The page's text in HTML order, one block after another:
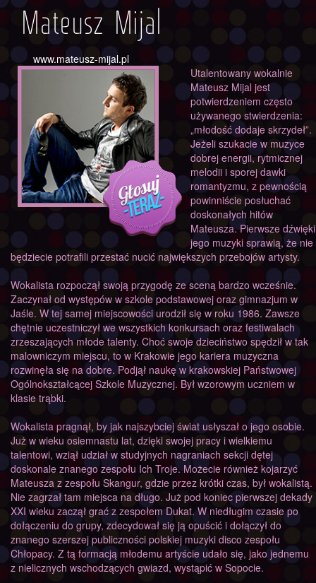
Mateusz Mijal
www.mateusz-mijal.pl
Utalentowany wokalnie
Mateusz Mijal jest
potwierdzeniem często
używanego stwierdzenia:
„młodość dodaje skrzydeł”.
Jeżeli szukacie w muzyce
dobrej energii, rytmicznej
melodii i sporej dawki
romantyzmu, z pewnością
powinniście posłuchać
doskonałych hitów
Mateusza. Pierwsze dźwięki
jego muzyki sprawią, że nie
będziecie potrafili przestać nucić największych przebojów artysty.
Wokalista rozpoczął swoją przygodę ze sceną bardzo wcześnie.
Zaczynał od występów w szkole podstawowej oraz gimnazjum w
Jaśle. W tej samej miejscowości urodził się w roku 1986. Zawsze
chętnie uczestniczył we wszystkich konkursach oraz festiwalach
zrzeszających młode talenty. Choć swoje dzieciństwo spędził w tak
malowniczym miejscu, to w Krakowie jego kariera muzyczna
rozwinęła się na dobre. Podjął naukę w krakowskiej Państwowej
Ogólnokształcącej Szkole Muzycznej. Był wzorowym uczniem w
klasie trąbki.
Wokalista pragnął, by jak najszybciej świat usłyszał o jego osobie.
Już w wieku osiemnastu lat, dzięki swojej pracy i wielkiemu
talentowi, wziął udział w studyjnych nagraniach sekcji dętej
doskonale znanego zespołu Ich Troje. Możecie również kojarzyć
Mateusza z zespołu Skangur, gdzie przez krótki czas, był wokalistą.
Nie zagrzał tam miejsca na długo. Już pod koniec pierwszej dekady
XXI wieku zaczął grać z zespołem Dukat. W niedługim czasie po
dołączeniu do grupy, zdecydował się ją opuścić i dołączył do
znanego szerszej publiczności polskiej muzyki disco zespołu
Chłopacy. Z tą formacją młodemu artyście udało się, jako jednemu
z nielicznych wschodzących gwiazd, wystąpić w Sopocie.